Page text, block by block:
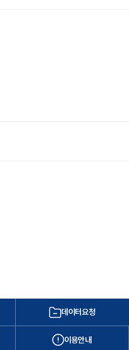
데이터요청
이용안내